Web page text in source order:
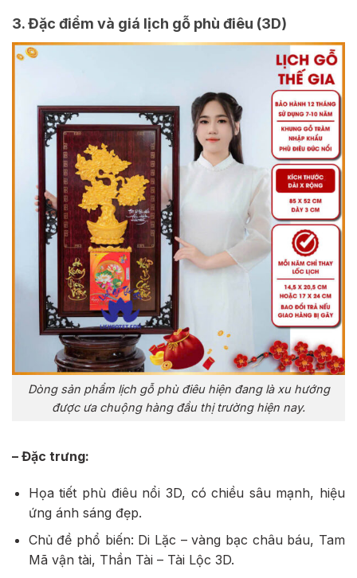
3. Đặc điểm và giá lịch gỗ phù điêu (3D)
Dòng sản phẩm lịch gỗ phù điêu hiện đang là xu hướng
được ưa chuộng hàng đầu thị trường hiện nay.
– Đặc trưng:
Họa tiết phù điêu nổi 3D, có chiều sâu mạnh, hiệu
ứng ánh sáng đẹp.
Chủ đề phổ biến: Di Lặc – vàng bạc châu báu, Tam
Mã vận tài, Thần Tài – Tài Lộc 3D.